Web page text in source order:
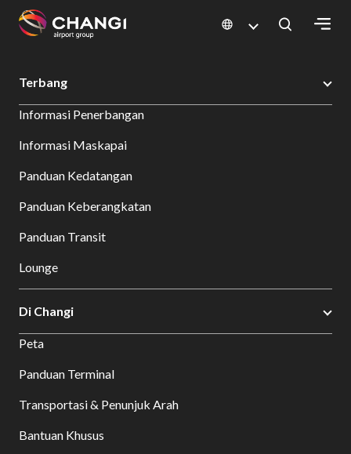
Changi
Language
Changi Airport Bersantap dan Belanja Direktori Toko Shop Detail
Terbang
Informasi Penerbangan
Informasi Maskapai
Panduan Kedatangan
Panduan Keberangkatan
Panduan Transit
Lounge
Di Changi
Peta
Panduan Terminal
Transportasi & Penunjuk Arah
Bantuan Khusus